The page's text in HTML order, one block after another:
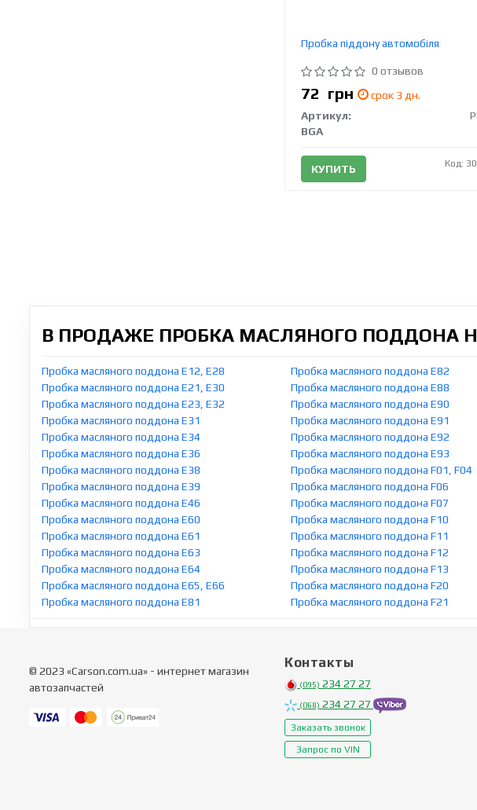
Пробка піддону автомобіля
0 отзывов
72 грн
срок 3 дн.
Артикул:
BGA
КУПИТЬ Код:
В ПРОДАЖЕ ПРОБКА МАСЛЯНОГО ПОДДОНА
Пробка масляного поддона E12, E28
Пробка масляного поддона E21, E30
Пробка масляного поддона E23, E32
Пробка масляного поддона E31
Пробка масляного поддона E34
Пробка масляного поддона E36
Пробка масляного поддона E38
Пробка масляного поддона E39
Пробка масляного поддона E46
Пробка масляного поддона E60
Пробка масляного поддона E61
Пробка масляного поддона E63
Пробка масляного поддона E64
Пробка масляного поддона E65, E66
Пробка масляного поддона E81
Пробка масляного поддона E82
Пробка масляного поддона E88
Пробка масляного поддона E90
Пробка масляного поддона E91
Пробка масляного поддона E92
Пробка масляного поддона E93
Пробка масляного поддона F01, F04
Пробка масляного поддона F06
Пробка масляного поддона F07
Пробка масляного поддона F10
Пробка масляного поддона F11
Пробка масляного поддона F12
Пробка масляного поддона F13
Пробка масляного поддона F20
Пробка масляного поддона F21
© 2023 «Carson.com.ua» - интернет магазин
автозапчастей
Контакты
(095) 234 27 27
(068) 234 27 27
Заказать звонок
Запрос по VIN